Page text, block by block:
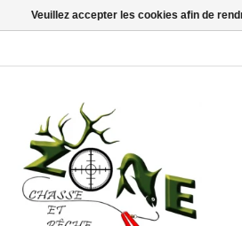
Veuillez accepter les cookies afin de